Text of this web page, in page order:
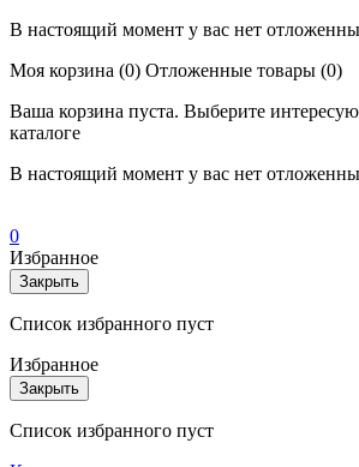
В настоящий момент у вас нет
Моя корзина (0) Отложенные товары (0)
Ваша корзина пуста. Выберите
каталоге
В настоящий момент у вас нет
0
Избранное
Закрыть
Список избранного пуст
Избранное
Закрыть
Список избранного пуст